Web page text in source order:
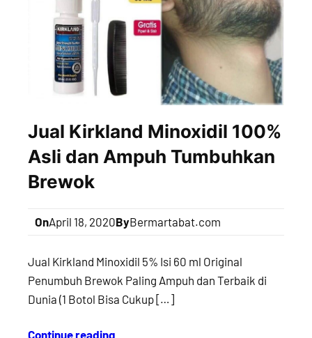
Jual Kirkland Minoxidil 100%
Asli dan Ampuh Tumbuhkan
Brewok
OnApril 18, 2020ByBermartabat.com
Jual Kirkland Minoxidil 5% Isi 60 ml Original
Penumbuh Brewok Paling Ampuh dan Terbaik di
Dunia (1 Botol Bisa Cukup […]
Continue reading